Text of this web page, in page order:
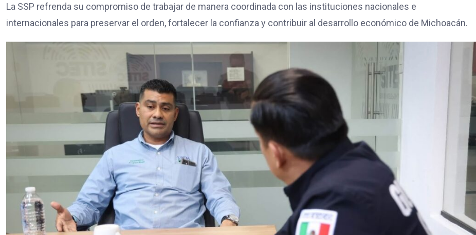
La SSP refrenda su compromiso de trabajar de manera coordinada con las instituciones nacionales e
internacionales para preservar el orden, fortalecer la confianza y contribuir al desarrollo económico de Michoacán.